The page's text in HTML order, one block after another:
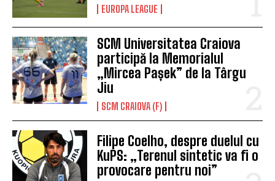
EUROPA LEAGUE
SCM Universitatea Craiova
participă la Memorialul
„Mircea Pașek” de la Târgu
Jiu
SCM CRAIOVA (F)
Filipe Coelho, despre duelul cu
KuPS: „Terenul sintetic va fi o
provocare pentru noi”